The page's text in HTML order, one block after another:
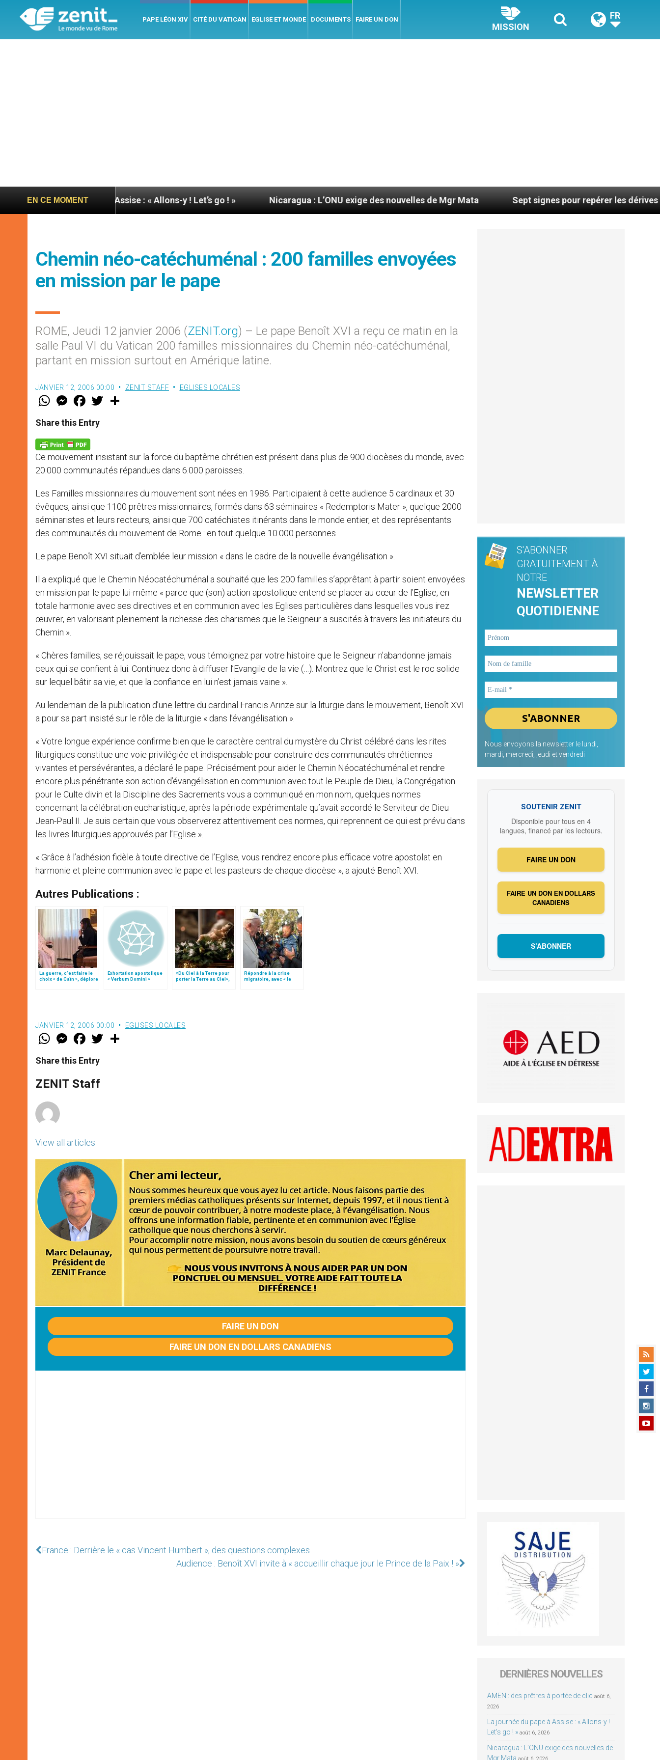
PAPE LÉON XIV CITÉ DU VATICAN EGLISE ET MONDE DOCUMENTS FAIRE UN DON
MISSION
FR
EN CE MOMENT
du pape à Assise : « Allons-y ! Let’s go ! » Nicaragua : L’ONU exige des nouvelles de Mgr Mata Sept signes pour repérer les dérives sectaires
Chemin néo-catéchuménal : 200 familles envoyées
en mission par le pape
ROME, Jeudi 12 janvier 2006 (ZENIT.org) – Le pape Benoît XVI a reçu ce matin en la
salle Paul VI du Vatican 200 familles missionnaires du Chemin néo-catéchuménal,
partant en mission surtout en Amérique latine.
JANVIER 12, 2006 00:00 ZENIT STAFF EGLISES LOCALES
W
t
s
p
p
M
e
s
e
g
e
r
F
a
e
b
k
w
Share this Entry
Ce mouvement insistant sur la force du baptême chrétien est présent dans plus de 900 diocèses du monde, avec
20.000 communautés répandues dans 6.000 paroisses.
Les Familles missionnaires du mouvement sont nées en 1986. Participaient à cette audience 5 cardinaux et 30
évêques, ainsi que 1100 prêtres missionnaires, formés dans 63 séminaires « Redemptoris Mater », quelque 2000
séminaristes et leurs recteurs, ainsi que 700 catéchistes itinérants dans le monde entier, et des représentants
des communautés du mouvement de Rome : en tout quelque 10.000 personnes.
Le pape Benoît XVI situait d’emblée leur mission « dans le cadre de la nouvelle évangélisation ».
Il a expliqué que le Chemin Néocatéchuménal a souhaité que les 200 familles s’apprêtant à partir soient envoyées
en mission par le pape lui-même « parce que (son) action apostolique entend se placer au cœur de l’Eglise, en
totale harmonie avec ses directives et en communion avec les Eglises particulières dans lesquelles vous irez
œuvrer, en valorisant pleinement la richesse des charismes que le Seigneur a suscités à travers les initiateurs du
Chemin ».
« Chères familles, se réjouissait le pape, vous témoignez par votre histoire que le Seigneur n’abandonne jamais
ceux qui se confient à lui. Continuez donc à diffuser l’Evangile de la vie (…). Montrez que le Christ est le roc solide
sur lequel bâtir sa vie, et que la confiance en lui n’est jamais vaine ».
Au lendemain de la publication d’une lettre du cardinal Francis Arinze sur la liturgie dans le mouvement, Benoît XVI
a pour sa part insisté sur le rôle de la liturgie « dans l’évangélisation ».
« Votre longue expérience confirme bien que le caractère central du mystère du Christ célébré dans les rites
liturgiques constitue une voie privilégiée et indispensable pour construire des communautés chrétiennes
vivantes et persévérantes, a déclaré le pape. Précisément pour aider le Chemin Néocatéchuménal et rendre
encore plus pénétrante son action d’évangélisation en communion avec tout le Peuple de Dieu, la Congrégation
pour le Culte divin et la Discipline des Sacrements vous a communiqué en mon nom, quelques normes
concernant la célébration eucharistique, après la période expérimentale qu’avait accordé le Serviteur de Dieu
Jean-Paul II. Je suis certain que vous observerez attentivement ces normes, qui reprennent ce qui est prévu dans
les livres liturgiques approuvés par l’Eglise ».
« Grâce à l’adhésion fidèle à toute directive de l’Eglise, vous rendrez encore plus efficace votre apostolat en
harmonie et pleine communion avec le pape et les pasteurs de chaque diocèse », a ajouté Benoît XVI.
Autres Publications :
La guerre, c’est faire le
choix « de Caïn », déplore
Exhortation apostolique
« Verbum Domini »
«Du Ciel à la Terre pour
porter la Terre au Ciel»,
Répondre à la crise
migratoire, avec « le
JANVIER 12, 2006 00:00 EGLISES LOCALES
W
t
s
p
p
M
e
s
e
g
e
F
a
e
b
o
k
w
Share this Entry
ZENIT Staff
View all articles
FAIRE UN DON
FAIRE UN DON EN DOLLARS CANADIENS
France : Derrière le « cas Vincent Humbert », des questions complexes
Audience : Benoît XVI invite à « accueillir chaque jour le Prince de la Paix ! »
S'ABONNER
GRATUITEMENT À
NOTRE
NEWSLETTER
QUOTIDIENNE
Nous envoyons la newsletter le lundi,
mardi, mercredi, jeudi et vendredi
SOUTENIR ZENIT
Disponible pour tous en 4
langues, financé par les lecteurs.
FAIRE UN DON
FAIRE UN DON EN DOLLARS
CANADIENS
S’ABONNER
DERNIÈRES NOUVELLES
AMEN : des prêtres à portée de clic août 6,
2026
La journée du pape à Assise : « Allons-y !
Let’s go ! » août 6, 2026
Nicaragua : L’ONU exige des nouvelles de
Mgr Mata